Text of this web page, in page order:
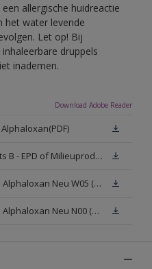
allergische huidreactie
het water levende
Let op! Bij
druppels
inademen.
Download Adobe Reader
Sikkens Exterior Wallpaints B - EPD of Milieuproductverklaring
Veiligheidsinformatieblad Alphaloxan Neu W05 (MSDS)
Veiligheidsinformatieblad Alphaloxan Neu N00 (MSDS)